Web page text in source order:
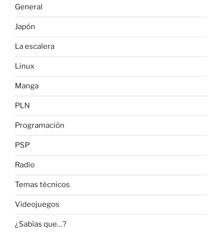
General
Japón
La escalera
Linux
Manga
PLN
Programación
PSP
Radio
Temas técnicos
Videojuegos
¿Sabías que…?